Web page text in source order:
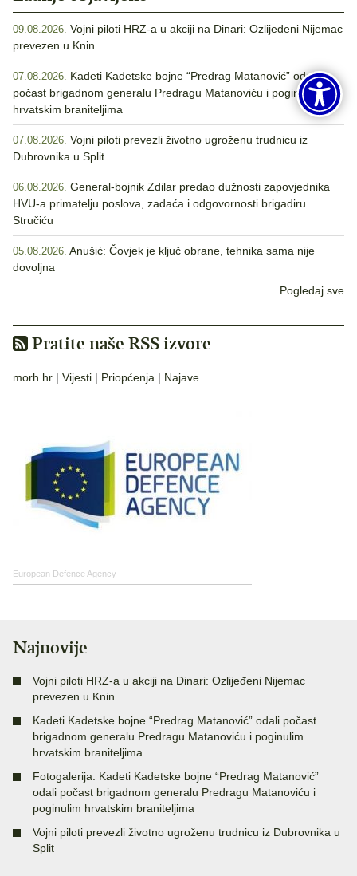
09.08.2026. Vojni piloti HRZ-a u akciji na Dinari: Ozlijeđeni Nijemac
prevezen u Knin
07.08.2026. Kadeti Kadetske bojne “Predrag Matanović” odali
počast brigadnom generalu Predragu Matanoviću i poginulim
hrvatskim braniteljima
07.08.2026. Vojni piloti prevezli životno ugroženu trudnicu iz
Dubrovnika u Split
06.08.2026. General-bojnik Zdilar predao dužnosti zapovjednika
HVU-a primatelju poslova, zadaća i odgovornosti brigadiru
Stručiću
05.08.2026. Anušić: Čovjek je ključ obrane, tehnika sama nije
dovoljna
Pogledaj sve
Pratite naše RSS izvore
morh.hr | Vijesti | Priopćenja | Najave
European Defence Agency
Najnovije
Vojni piloti HRZ-a u akciji na Dinari: Ozlijeđeni Nijemac
prevezen u Knin
Kadeti Kadetske bojne “Predrag Matanović” odali počast
brigadnom generalu Predragu Matanoviću i poginulim
hrvatskim braniteljima
Fotogalerija: Kadeti Kadetske bojne “Predrag Matanović”
odali počast brigadnom generalu Predragu Matanoviću i
poginulim hrvatskim braniteljima
Vojni piloti prevezli životno ugroženu trudnicu iz Dubrovnika u
Split